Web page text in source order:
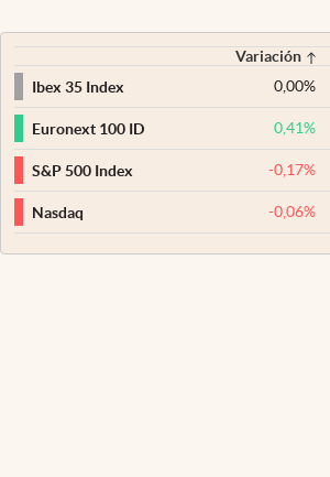
Variación
Ibex 35 Index
0,00%
Euronext 100 ID 0,41%
S&P 500 Index -0,17%
Nasdaq -0,06%